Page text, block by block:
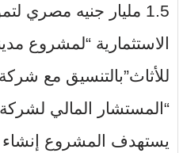
1.5 مليار جنيه مصري
الاستثمارية “لمشروع
للأثاث”بالتنسيق مع
“المستشار المالي
يستهدف المشروع إنشاء